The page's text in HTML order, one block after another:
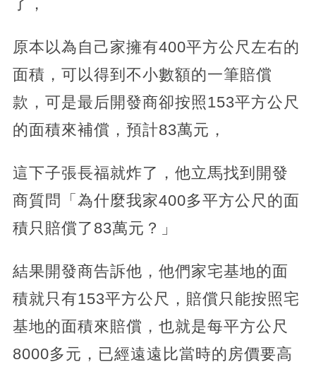
了，
原本以為自己家擁有400平方公尺左右的
面積，可以得到不小數額的一筆賠償
款，可是最后開發商卻按照153平方公尺
的面積來補償，預計83萬元，
這下子張長福就炸了，他立馬找到開發
商質問「為什麼我家400多平方公尺的面
積只賠償了83萬元？」
結果開發商告訴他，他們家宅基地的面
積就只有153平方公尺，賠償只能按照宅
基地的面積來賠償，也就是每平方公尺
8000多元，已經遠遠比當時的房價要高